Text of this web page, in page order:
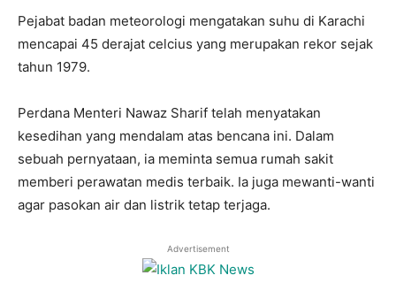
Pejabat badan meteorologi mengatakan suhu di Karachi
mencapai 45 derajat celcius yang merupakan rekor sejak
tahun 1979.
Perdana Menteri Nawaz Sharif telah menyatakan
kesedihan yang mendalam atas bencana ini. Dalam
sebuah pernyataan, ia meminta semua rumah sakit
memberi perawatan medis terbaik. Ia juga mewanti-wanti
agar pasokan air dan listrik tetap terjaga.
Advertisement